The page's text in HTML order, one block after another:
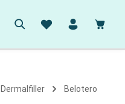
Dermalfiller Belotero